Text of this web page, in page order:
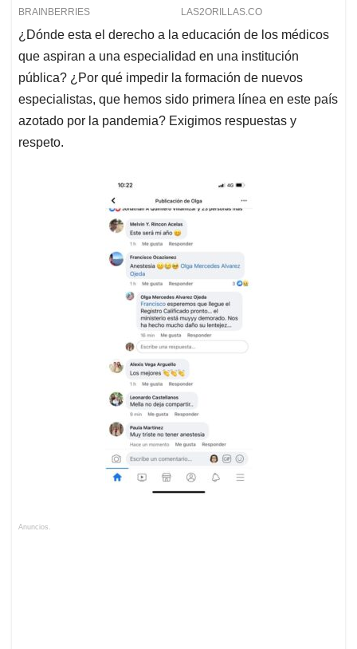
¿Dónde esta el derecho a la educación de los médicos
que aspiran a una especialidad en una institución
pública? ¿Por qué impedir la formación de nuevos
especialistas, que hemos sido primera línea en este país
azotado por la pandemia? Exigimos respuestas y
respeto.
Anuncios.